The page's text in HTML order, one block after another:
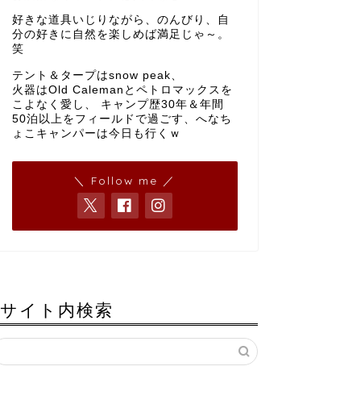
好きな道具いじりながら、のんびり、自
分の好きに自然を楽しめば満足じゃ～。
笑
テント＆タープはsnow peak、
火器はOld Calemanとペトロマックスを
こよなく愛し、 キャンプ歴30年＆年間
50泊以上をフィールドで過ごす、へなち
ょこキャンパーは今日も行くｗ
＼ Follow me ／
サイト内検索